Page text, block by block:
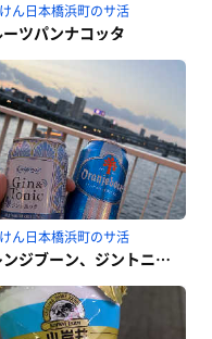
ん日本橋浜町のサ活
ツパンナコッタ
ん日本橋浜町のサ活
オレンジブーン、ジントニック